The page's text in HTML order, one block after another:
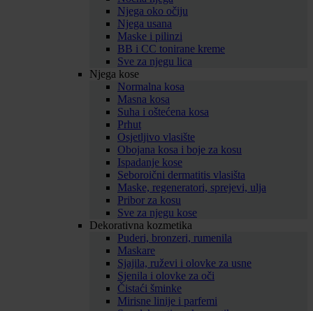
Njega oko očiju
Njega usana
Maske i pilinzi
BB i CC tonirane kreme
Sve za njegu lica
Njega kose
Normalna kosa
Masna kosa
Suha i oštećena kosa
Prhut
Osjetljivo vlasište
Obojana kosa i boje za kosu
Ispadanje kose
Seboroični dermatitis vlasišta
Maske, regeneratori, sprejevi, ulja
Pribor za kosu
Sve za njegu kose
Dekorativna kozmetika
Puderi, bronzeri, rumenila
Maskare
Sjajila, ruževi i olovke za usne
Sjenila i olovke za oči
Čistaći šminke
Mirisne linije i parfemi